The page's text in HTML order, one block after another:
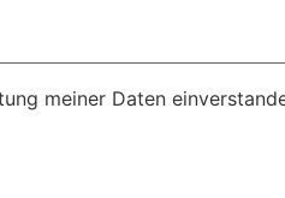
meiner Daten